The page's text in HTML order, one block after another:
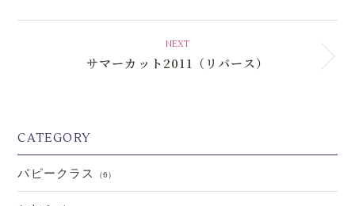
NEXT
サマーカット2011（リバース）
CATEGORY
パピークラス （6）